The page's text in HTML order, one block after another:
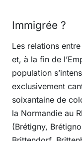
Immigrée ?
Les relations
et, à la fin de
population
exclusivement
soixantaine de
la Normandie au
(Brétigny,